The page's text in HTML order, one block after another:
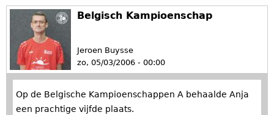
Belgisch Kampioenschap
Jeroen Buysse
zo, 05/03/2006 - 00:00
Op de Belgische Kampioenschappen A behaalde Anja
een prachtige vijfde plaats.